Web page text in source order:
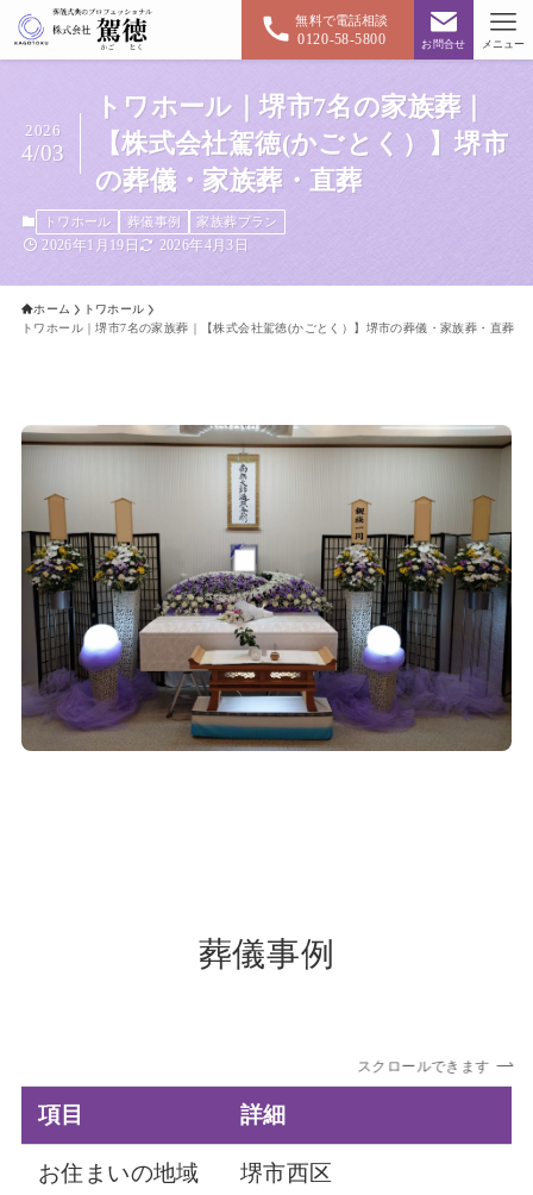
無料で電話相談
0120-58-5800 お問合せ メニュー
トワホール｜堺市7名の家族葬｜
【株式会社駕徳(かごとく）】堺市
の葬儀・家族葬・直葬
2026
4/03
トワホール 葬儀事例 家族葬プラン
2026年1月19日 2026年4月3日
ホーム
トワホール
トワホール｜堺市7名の家族葬｜【株式会社駕徳(かごとく）】堺市の葬儀・家族葬・直葬
葬儀事例
スクロールできます
項目 詳細
お住まいの地域 堺市西区